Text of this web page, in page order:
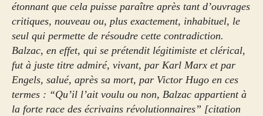
étonnant que cela puisse paraître après tant d’ouvrages
critiques, nouveau ou, plus exactement, inhabituel, le
seul qui permette de résoudre cette contradiction.
Balzac, en effet, qui se prétendit légitimiste et clérical,
fut à juste titre admiré, vivant, par Karl Marx et par
Engels, salué, après sa mort, par Victor Hugo en ces
termes : “Qu’il l’ait voulu ou non, Balzac appartient à
la forte race des écrivains révolutionnaires” [citation